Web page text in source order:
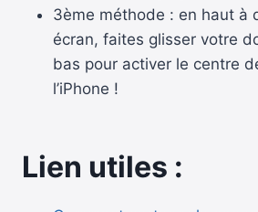
3ème méthode : en haut à
écran, faites glisser votre
bas pour activer le centre
l’iPhone !
Lien utiles :